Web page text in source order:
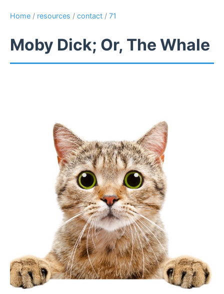
Home / resources / contact / 71
Moby Dick; Or, The Whale